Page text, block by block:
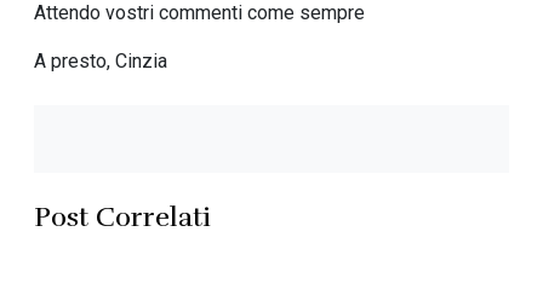
Attendo vostri commenti come sempre
A presto, Cinzia
Post Correlati